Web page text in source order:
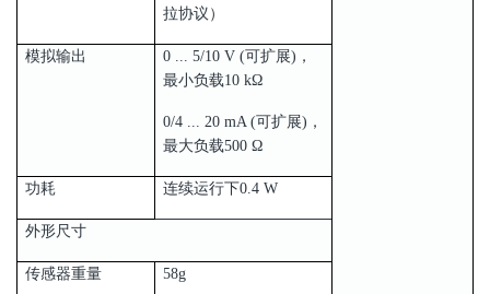
拉协议）
模拟输出
0 ... 5/10 V (可扩展)，
最小负载10 kΩ
0/4 ... 20 mA (可扩展)，
最大负载500 Ω
功耗 连续运行下0.4 W
外形尺寸
传感器重量 58g